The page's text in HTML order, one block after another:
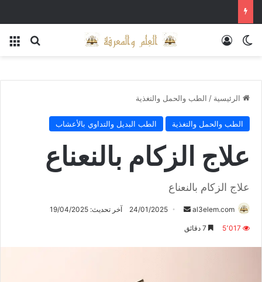
بحث الوضع المظلمتسجيل الدخول
الرئيسية / الطب والحمل والتغذية
الطب والحمل والتغذية الطب البديل والتداوي بالأعشاب
علاج الزكام بالنعناع
علاج الزكام بالنعناع
al3elem.com
أرسل 24/01/2025 آخر تحديث: 19/04/2025
5٬017